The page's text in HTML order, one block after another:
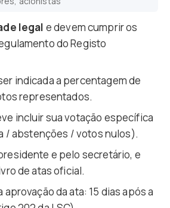
legal e devem cumprir os
do Registo
indicada a percentagem de
representados.
incluir sua votação específica
/ abstenções / votos nulos).
e pelo secretário, e
de atas oficial.
aprovação da ata: 15 dias após a